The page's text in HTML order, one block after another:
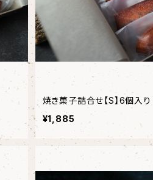
焼き菓子詰合せ【S】6個入り
¥1,885